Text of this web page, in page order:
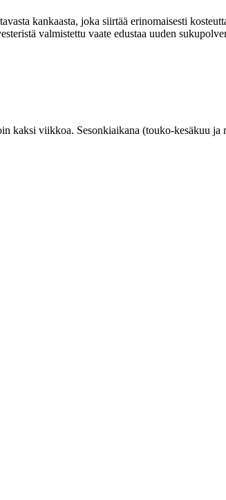
kankaasta, joka siirtää erinomaisesti
valmistettu vaate edustaa uuden
kaksi viikkoa. Sesonkiaikana (touko-kesäkuu